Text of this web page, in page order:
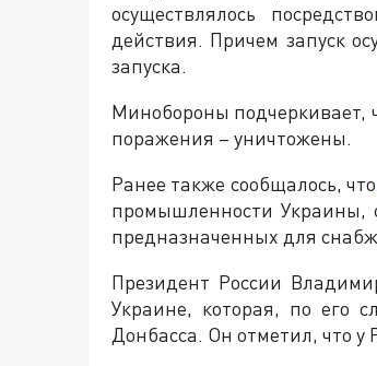
осуществлялось
действия. Причем запуск
запуска.
Минобороны подчеркивает,
поражения – уничтожены.
Ранее также сообщалось, что
промышленности Украины,
предназначенных для
Президент России
Украине, которая, по его
Донбасса. Он отметил, что у